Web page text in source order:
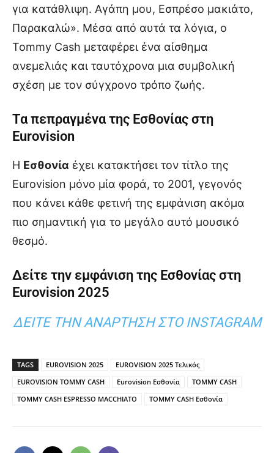
για κατάθλιψη. Αγάπη μου, Εσπρέσο μακιάτο,
Παρακαλώ». Μέσα από αυτά τα λόγια, ο
Tommy Cash μεταφέρει ένα αίσθημα
ανεμελιάς και ταυτόχρονα μια συμβολική
σχέση με τον σύγχρονο τρόπο ζωής.
Τα πεπραγμένα της Εσθονίας στη
Eurovision
Η Εσθονία έχει κατακτήσει τον τίτλο της
Eurovision μόνο μία φορά, το 2001, γεγονός
που κάνει κάθε φετινή της εμφάνιση ακόμα
πιο σημαντική για το μεγάλο αυτό μουσικό
θεσμό.
Δείτε την εμφάνιση της Εσθονίας στη
Eurovision 2025
ΔΕΊΤΕ ΤΗΝ ΑΝΆΡΤΗΣΗ ΣΤΟ INSTAGRAM
TAGS EUROVISION 2025
EUROVISION 2025 Τελικός
EUROVISION TOMMY CASH
Eurovision Εσθονία
TOMMY CASH
TOMMY CASH ESPRESSO MACCHIATO
TOMMY CASH Εσθονία